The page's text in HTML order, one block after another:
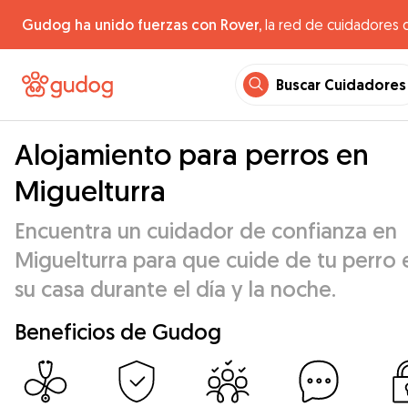
Gudog ha unido fuerzas con Rover, la red de cuidadores
Buscar Cuidadores
Alojamiento para perros en
Miguelturra
Encuentra un cuidador de confianza en
Miguelturra para que cuide de tu perro
su casa durante el día y la noche.
Beneficios de Gudog